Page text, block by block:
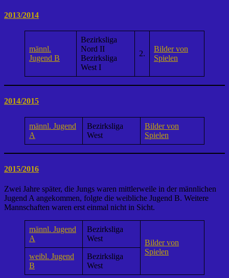
2013/2014
männl.
Jugend B
Bezirksliga
Nord II
Bezirksliga
West I
2.
Bilder von
Spielen
2014/2015
männl. Jugend
A
Bezirksliga
West
Bilder von
Spielen
2015/2016
Zwei Jahre später, die Jungs waren mittlerweile in der männlichen
Jugend A angekommen, folgte die weibliche Jugend B. Weitere
Mannschaften waren erst einmal nicht in Sicht.
männl. Jugend
A
Bezirksliga
West
Bilder von
Spielen
weibl. Jugend
B
Bezirksliga
West